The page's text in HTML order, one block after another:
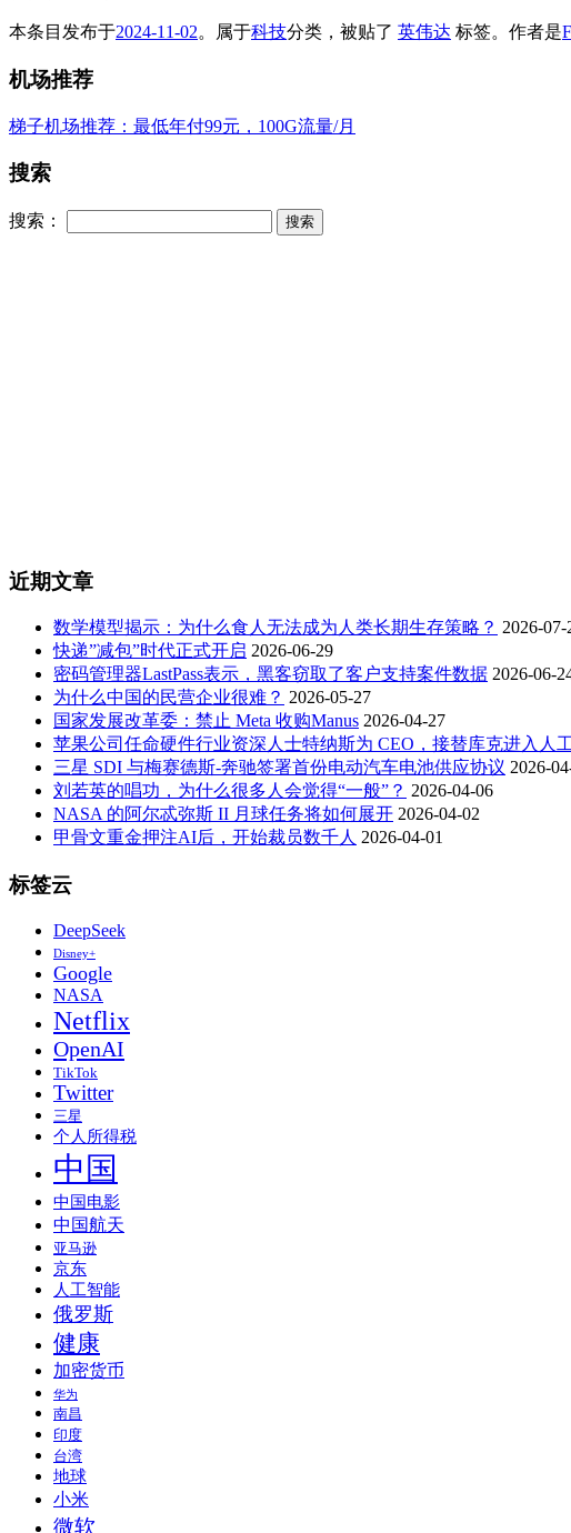
本条目发布于2024-11-02。属于科技分类，被贴了 英伟达 标签。 作者是
机场推荐
梯子机场推荐：最低年付99元，100G流量/月
搜索
搜索：
近期文章
数学模型揭示：为什么食人无法成为人类长期生存策略？ 2026-07-
快递”减包”时代正式开启 2026-06-29
密码管理器LastPass表示，黑客窃取了客户支持案件数据 2026-06-
为什么中国的民营企业很难？ 2026-05-27
国家发展改革委：禁止 Meta 收购Manus 2026-04-27
苹果公司任命硬件行业资深人士特纳斯为 CEO，接替库克进入人
三星 SDI 与梅赛德斯-奔驰签署首份电动汽车电池供应协议 2026-
刘若英的唱功，为什么很多人会觉得“一般”？ 2026-04-06
NASA 的阿尔忒弥斯 II 月球任务将如何展开 2026-04-02
甲骨文重金押注AI后，开始裁员数千人 2026-04-01
标签云
DeepSeek
Disney+
Google
NASA
Netflix
OpenAI
TikTok
Twitter
三星
个人所得税
中国
中国电影
中国航天
亚马逊
京东
人工智能
俄罗斯
健康
加密货币
华为
南昌
印度
台湾
地球
小米
微软